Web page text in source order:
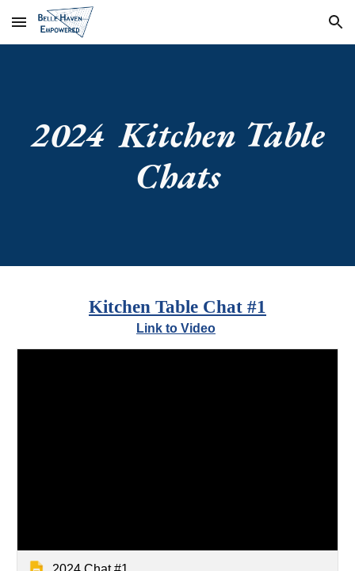
Skip to main content Skip to navigation
2024 Kitchen Table
Chats
Kitchen Table Chat #1
Link to Video